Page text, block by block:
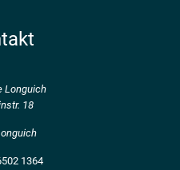
Longuich
18
1364